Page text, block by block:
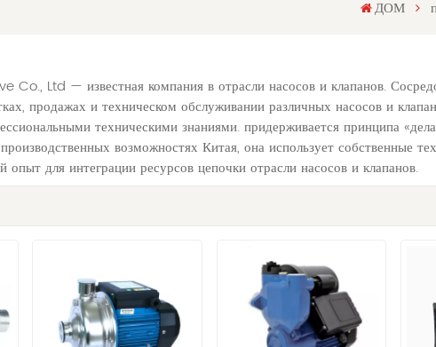
ДОМ
Ltd — известная компания в отрасли насосов и клапанов.
продажах и техническом обслуживании различных насосов и
техническими знаниями. придерживается принципа
возможностях Китая, она использует собственные
опыт для интеграции ресурсов цепочки отрасли насосов и клапанов.